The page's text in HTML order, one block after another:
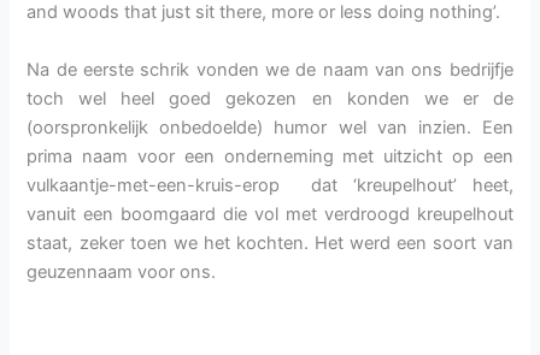
and woods that just sit there, more or less doing nothing’.
Na de eerste schrik vonden we de naam van ons bedrijfje
toch wel heel goed gekozen en konden we er de
(oorspronkelijk onbedoelde) humor wel van inzien. Een
prima naam voor een onderneming met uitzicht op een
vulkaantje-met-een-kruis-erop dat ‘kreupelhout’ heet,
vanuit een boomgaard die vol met verdroogd kreupelhout
staat, zeker toen we het kochten. Het werd een soort van
geuzennaam voor ons.